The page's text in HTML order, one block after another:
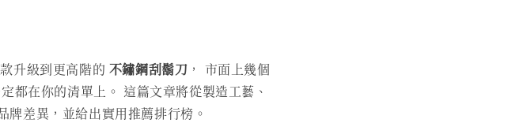
升級到更高階的 不鏽鋼刮鬍刀 ， 市面上幾個
都在你的清單上。 這篇文章將從製造工藝、
差異，並給出實用推薦排行榜。